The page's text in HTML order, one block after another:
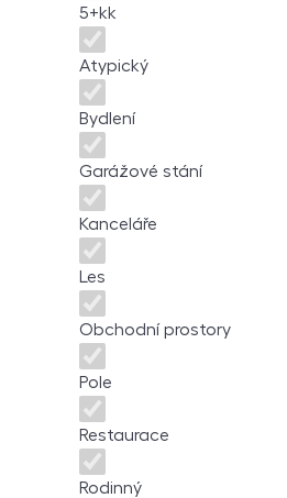
5+kk
Atypický
Bydlení
Garážové stání
Kanceláře
Les
Obchodní prostory
Pole
Restaurace
Rodinný